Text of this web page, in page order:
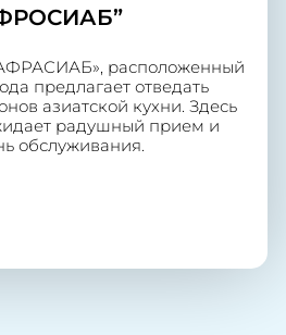
расположенный
предлагает отведать
азиатской кухни. Здесь
радушный прием и
обслуживания.